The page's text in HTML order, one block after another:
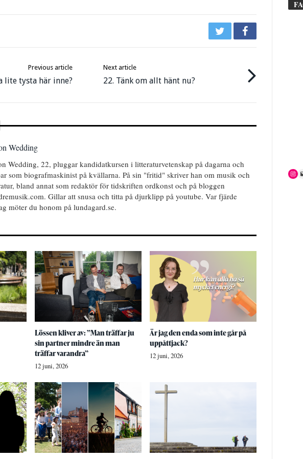
Previous article
lite tysta här inne?
Next article
22. Tänk om allt hänt nu?
Wedding
Wedding, 22, pluggar kandidatkursen i litteraturvetenskap på dagarna och
som biografmaskinist på kvällarna. På sin "fritid" skriver han om musik och
bland annat som redaktör för tidskriften ordkonst och på bloggen
Gillar att snusa och titta på djurklipp på youtube. Var fjärde
möter du honom på lundagard.se.
Lössen kliver av: ”Man träffar ju
sin partner mindre än man
träffar varandra”
12 juni, 2026
Är jag den enda som inte går på
uppåttjack?
12 juni, 2026